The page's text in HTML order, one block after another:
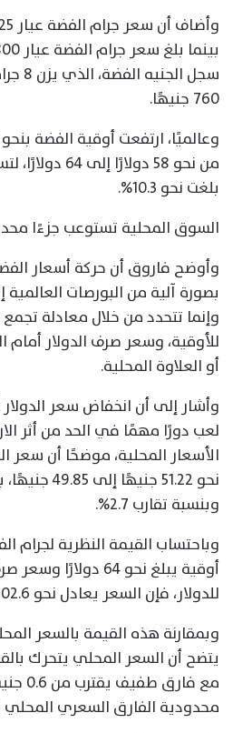
760 جنيهًا.
من نحو 58
بلغت نحو 10.3%.
السوق المحلية تستوعب جزءًا
وأوضح فاروق أن حركة أسعار
بصورة آلية من البورصات
وإنما تتحدد من خلال معادلة
للأوقية، وسعر صرف الدولار أمام
أو العلاوة المحلية.
وأشار إلى أن انخفاض سعر الدولار
لعب دورًا مهمًا في الحد من أثر
الأسعار المحلية، موضحًا أن سعر
وبنسبة تقارب 2.7%.
للدولار، فإن السعر يعادل نحو 102.6 جنيه للجرام.
يتضح أن السعر المحلي يتحرك
مع
محدودية الفارق السعري